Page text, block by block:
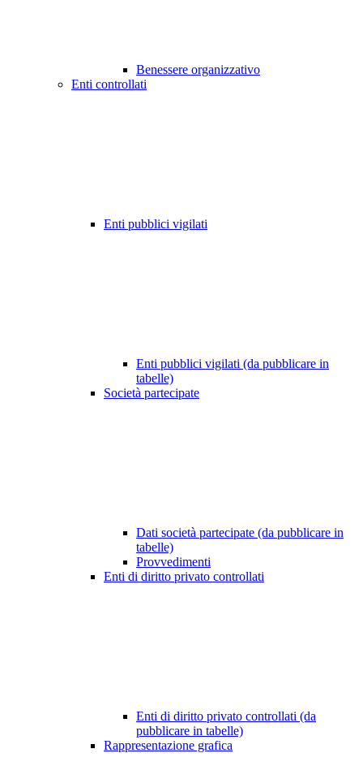
Benessere organizzativo
Enti controllati
Enti pubblici vigilati
Enti pubblici vigilati (da pubblicare in
tabelle)
Società partecipate
Dati società partecipate (da pubblicare in
tabelle)
Provvedimenti
Enti di diritto privato controllati
Enti di diritto privato controllati (da
pubblicare in tabelle)
Rappresentazione grafica